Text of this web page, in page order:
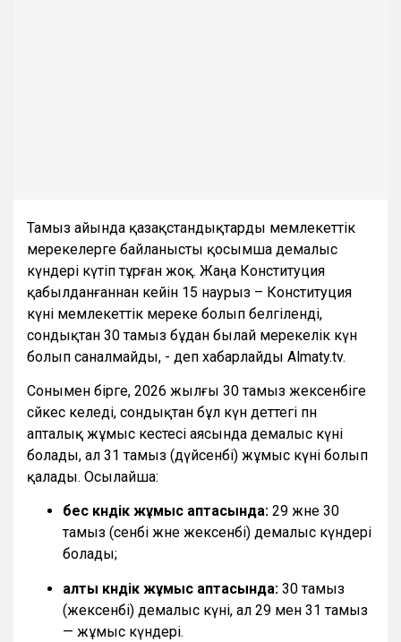
Тамыз айында қазақстандықтарды мемлекеттік
мерекелерге байланысты қосымша демалыс
күндері күтіп тұрған жоқ. Жаңа Конституция
қабылданғаннан кейін 15 наурыз – Конституция
күні мемлекеттік мереке болып белгіленді,
сондықтан 30 тамыз бұдан былай мерекелік күн
болып саналмайды, - деп хабарлайды Almaty.tv.
Сонымен бірге, 2026 жылғы 30 тамыз жексенбіге
сәйкес келеді, сондықтан бұл күн әдеттегі пән
апталық жұмыс кестесі аясында демалыс күні
болады, ал 31 тамыз (дүйсенбі) жұмыс күні болып
қалады. Осылайша:
бес күндік жұмыс аптасында: 29 және 30
тамыз (сенбі және жексенбі) демалыс күндері
болады;
алты күндік жұмыс аптасында: 30 тамыз
(жексенбі) демалыс күні, ал 29 мен 31 тамыз
— жұмыс күндері.